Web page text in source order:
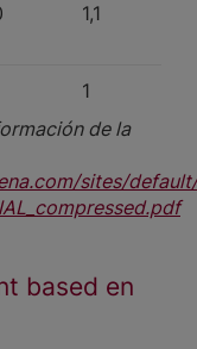
1,1
1
de la
sites/
based en